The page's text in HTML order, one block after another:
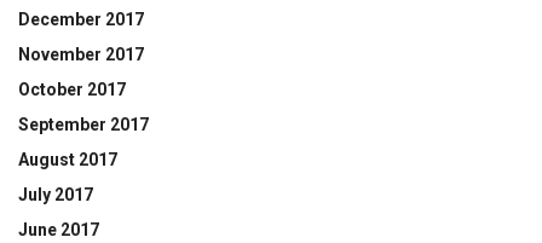
December 2017
November 2017
October 2017
September 2017
August 2017
July 2017
June 2017